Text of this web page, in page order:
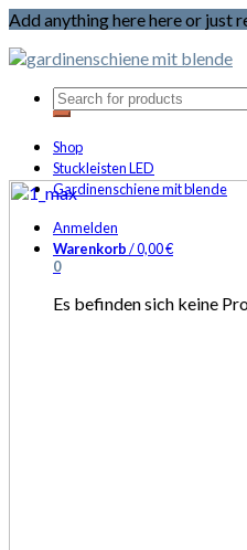
Add anything here here or just
Shop
Stuckleisten LED
Gardinenschiene mit blende
Anmelden
Warenkorb/0,00€
0
Es befinden sich keine